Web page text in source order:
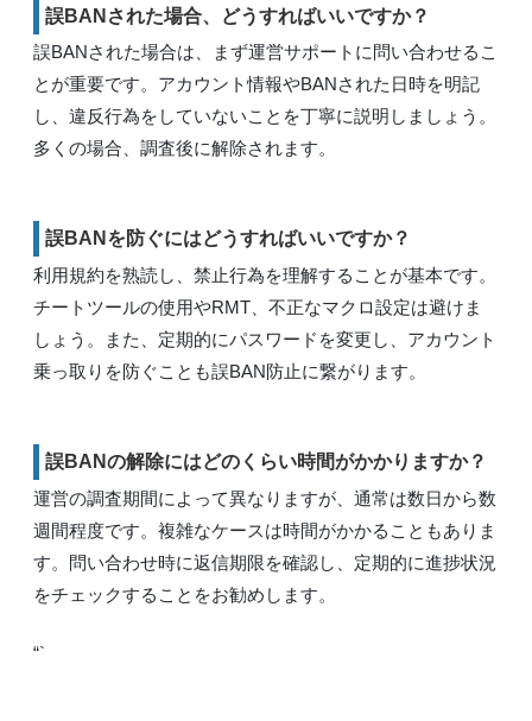
誤BANされた場合、どうすればいいですか？
誤BANされた場合は、まず運営サポートに問い合わせるこ
とが重要です。アカウント情報やBANされた日時を明記
し、違反行為をしていないことを丁寧に説明しましょう。
多くの場合、調査後に解除されます。
誤BANを防ぐにはどうすればいいですか？
利用規約を熟読し、禁止行為を理解することが基本です。
チートツールの使用やRMT、不正なマクロ設定は避けま
しょう。また、定期的にパスワードを変更し、アカウント
乗っ取りを防ぐことも誤BAN防止に繋がります。
誤BANの解除にはどのくらい時間がかかりますか？
運営の調査期間によって異なりますが、通常は数日から数
週間程度です。複雑なケースは時間がかかることもありま
す。問い合わせ時に返信期限を確認し、定期的に進捗状況
をチェックすることをお勧めします。
“`